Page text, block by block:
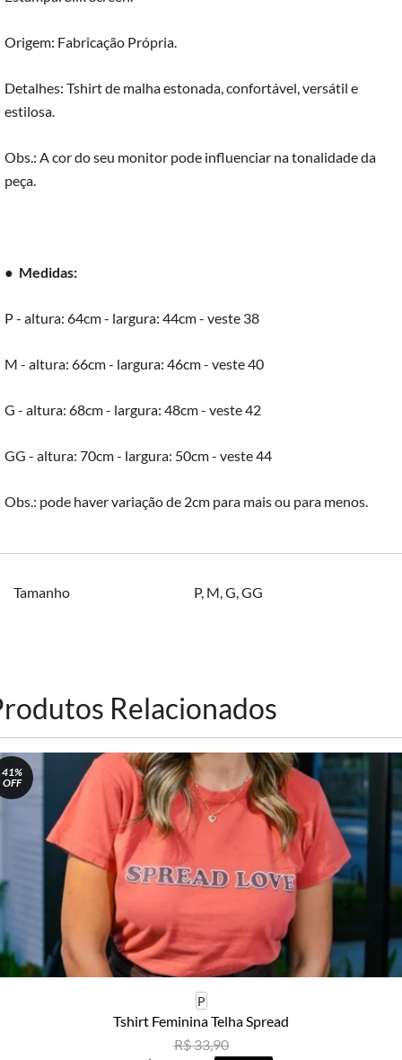
Origem: Fabricação Própria.
Detalhes: Tshirt de malha estonada, confortável, versátil e
estilosa.
Obs.: A cor do seu monitor pode influenciar na tonalidade da
peça.
● Medidas:
P - altura: 64cm - largura: 44cm - veste 38
M - altura: 66cm - largura: 46cm - veste 40
G - altura: 68cm - largura: 48cm - veste 42
GG - altura: 70cm - largura: 50cm - veste 44
Obs.: pode haver variação de 2cm para mais ou para menos.
Tamanho P, M,G,GG
Relacionados
41%
OFF
P
Tshirt Feminina Telha Spread
R$ 33,90